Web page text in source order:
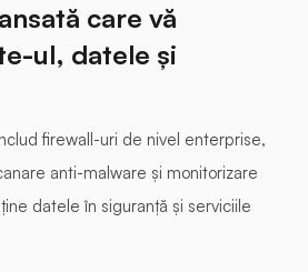
care vă
ul, datele și
firewall-uri de nivel enterprise,
anti-malware și monitorizare
datele în siguranță și serviciile